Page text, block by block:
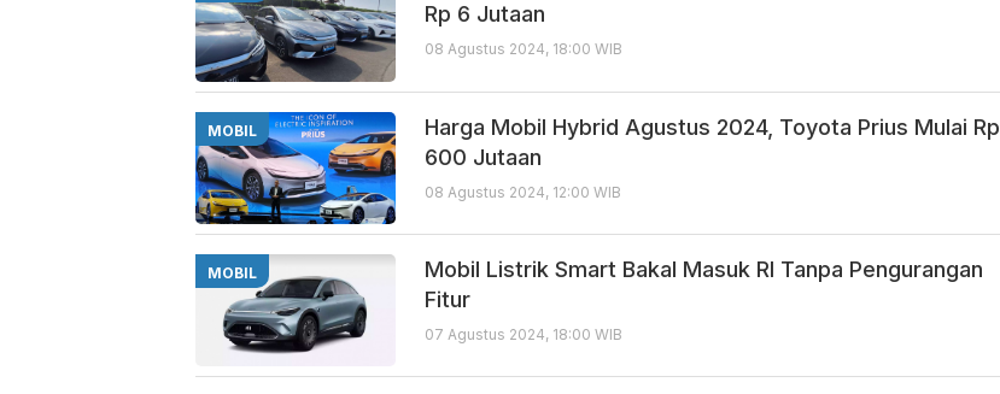
Rp 6 Jutaan
08 Agustus 2024, 18:00 WIB
MOBIL
Harga Mobil Hybrid Agustus 2024, Toyota Prius Mulai Rp
600 Jutaan
08 Agustus 2024, 12:00 WIB
MOBIL
Mobil Listrik Smart Bakal Masuk RI Tanpa Pengurangan
Fitur
07 Agustus 2024, 18:00 WIB